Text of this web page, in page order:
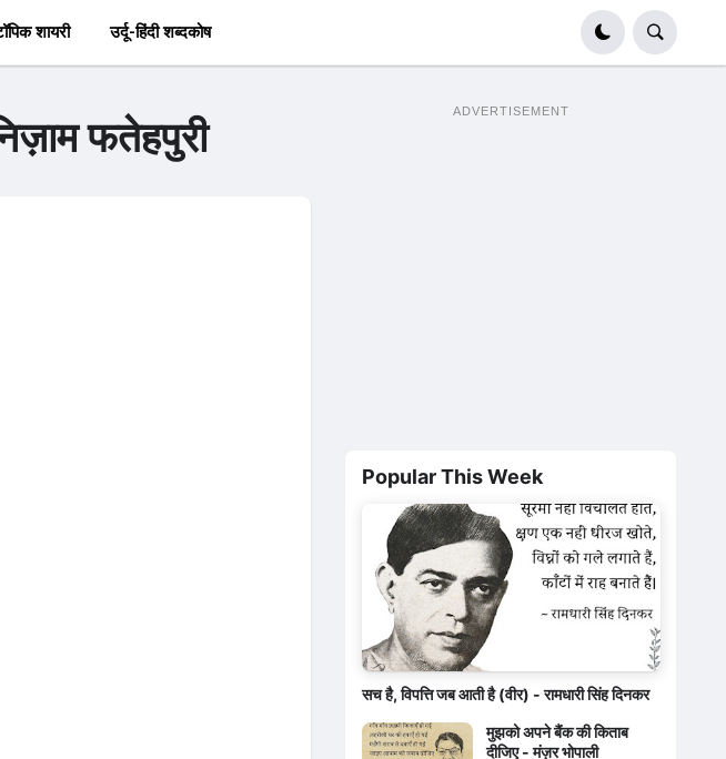
शायरी उर्दू-हिंदी शब्दकोष
फतेहपुरी
ADVERTISEMENT
Popular This Week
सच है, विपत्ति जब आती है (वीर) - रामधारी सिंह दिनकर
मुझको अपने बैंक की किताब
दीजिए - मंज़र भोपाली